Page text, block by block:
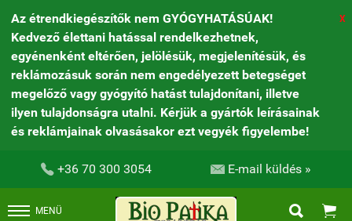
Az étrendkiegészítők nem GYÓGYHATÁSÚAK!
Kedvező élettani hatással rendelkezhetnek,
egyénenként eltérően, jelölésük, megjelenítésük, és
reklámozásuk során nem engedélyezett betegséget
megelőző vagy gyógyító hatást tulajdonítani, illetve
ilyen tulajdonságra utalni. Kérjük a gyártók leírásainak
és reklámjainak olvasásakor ezt vegyék figyelembe!
X
 +36 70 300 3054  E-mail küldés »
MENÜ  